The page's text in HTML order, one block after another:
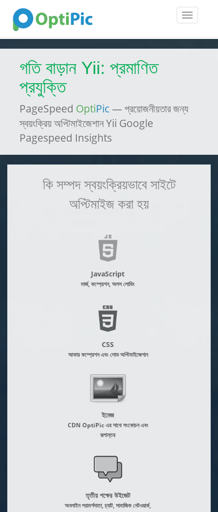
Toggle
গতি বাড়ান Yii: প্রমাণিত
প্রযুক্তি
PageSpeed OptiPic — প্রয়োজনীয়তার জন্য
স্বয়ংক্রিয় অপ্টিমাইজেশান Yii Google
Pagespeed Insights
কি সম্পদ স্বয়ংক্রিয়ভাবে সাইটে
অপ্টিমাইজ করা হয়
JavaScript
মার্জ, কম্প্রেশন, অলস লোডিং
CSS
আকার কম্প্রেশন এবং লোড অপ্টিমাইজেশান
ইমেজ
CDN OptiPic এর সাথে সংকোচন এবং
রূপান্তর
তৃতীয় পক্ষের উইজেট
অনলাইন পরামর্শদাতা, চ্যাট, সামাজিক নেটওয়ার্ক,